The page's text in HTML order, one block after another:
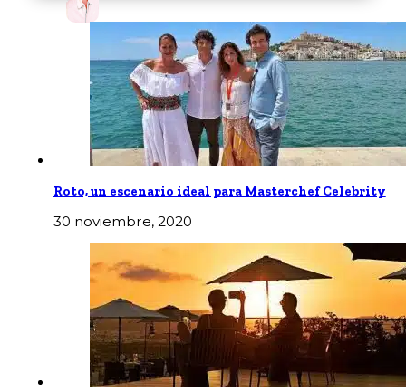
Roto, un escenario ideal para Masterchef Celebrity
30 noviembre, 2020